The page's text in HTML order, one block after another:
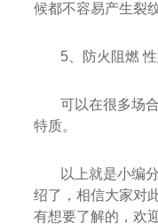
候都不容易产生裂纹
5、防火阻燃
可以在很多场合
特质。
以上就是小编
绍了，相信大家
有想要了解的，欢迎